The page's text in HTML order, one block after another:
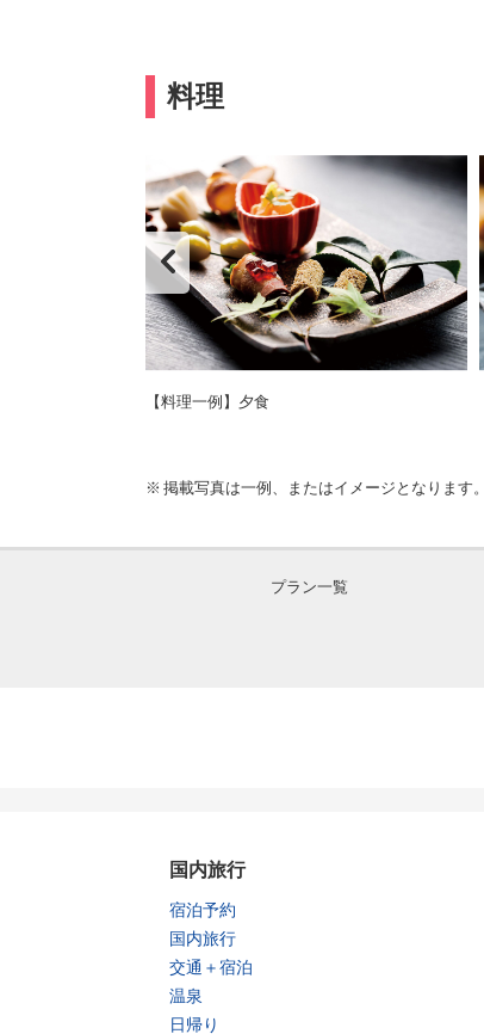
料理
【料理一例】夕食
掲載写真は一例、またはイメージとなります。
プラン一覧
国内旅行
宿泊予約
国内旅行
交通＋宿泊
温泉
日帰り